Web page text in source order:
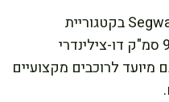
ה-AT10 W הוא דגם הדגל של Segway בקטגוריית
הטרקטורונים, ומגיע עם מנוע 999 סמ"ק דו-צילינדרי
לרוכבים מקצועיים